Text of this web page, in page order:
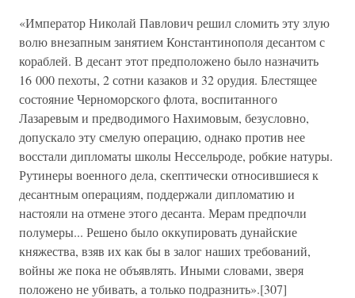
«Император Николай Павлович решил сломить эту злую
волю внезапным занятием Константинополя десантом с
кораблей. В десант этот предположено было назначить
16 000 пехоты, 2 сотни казаков и 32 орудия. Блестящее
состояние Черноморского флота, воспитанного
Лазаревым и предводимого Нахимовым, безусловно,
допускало эту смелую операцию, однако против нее
восстали дипломаты школы Нессельроде, робкие натуры.
Рутинеры военного дела, скептически относившиеся к
десантным операциям, поддержали дипломатию и
настояли на отмене этого десанта. Мерам предпочли
полумеры... Решено было оккупировать дунайские
княжества, взяв их как бы в залог наших требований,
войны же пока не объявлять. Иными словами, зверя
положено не убивать, а только подразнить».[307]